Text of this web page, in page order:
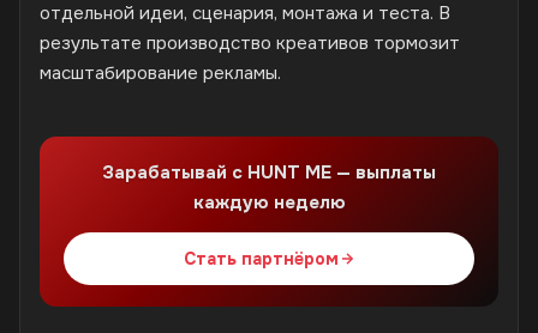
отдельной идеи, сценария, монтажа и теста. В
результате производство креативов тормозит
масштабирование рекламы.
Зарабатывай с HUNT ME — выплаты
каждую неделю
Стать партнёром